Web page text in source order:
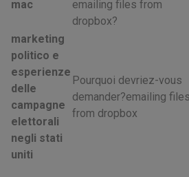
mac
emailing files from
dropbox?
marketing
politico e
esperienze
delle
campagne
elettorali
negli stati
uniti
Pourquoi devriez-vous
demander?emailing files
from dropbox